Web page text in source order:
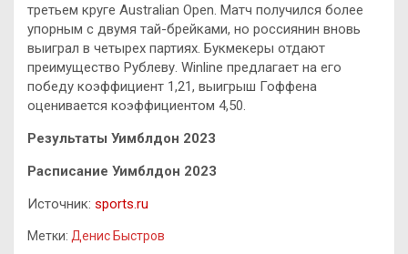
третьем круге Australian Open. Матч получился более
упорным с двумя тай-брейками, но россиянин вновь
выиграл в четырех партиях. Букмекеры отдают
преимущество Рублеву. Winline предлагает на его
победу коэффициент 1,21, выигрыш Гоффена
оценивается коэффициентом 4,50.
Результаты Уимблдон 2023
Расписание Уимблдон 2023
Источник: sports.ru
Метки: Денис Быстров